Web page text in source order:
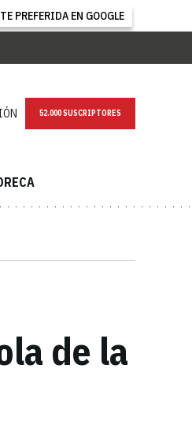
PREFERIDA EN GOOGLE
NEWSLETTER
de la